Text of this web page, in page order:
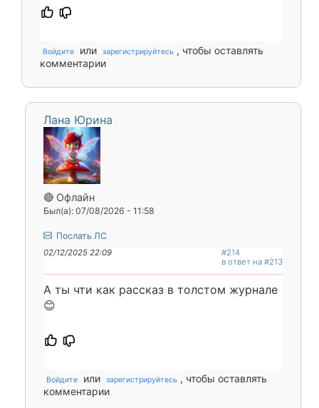
Войдите или зарегистрируйтесь , чтобы оставлять
комментарии
Лана Юрина
🔴 Офлайн
Был(а): 07/08/2026 - 11:58
Послать ЛС
02/12/2025 22:09
#214
в ответ на #213
А ты чти как рассказ в толстом журнале
😊
Войдите или зарегистрируйтесь , чтобы оставлять
комментарии